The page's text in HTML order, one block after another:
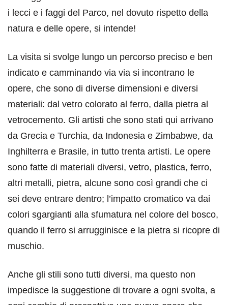
i lecci e i faggi del Parco, nel dovuto rispetto della
natura e delle opere, si intende!
La visita si svolge lungo un percorso preciso e ben
indicato e camminando via via si incontrano le
opere, che sono di diverse dimensioni e diversi
materiali: dal vetro colorato al ferro, dalla pietra al
vetrocemento. Gli artisti che sono stati qui arrivano
da Grecia e Turchia, da Indonesia e Zimbabwe, da
Inghilterra e Brasile, in tutto trenta artisti. Le opere
sono fatte di materiali diversi, vetro, plastica, ferro,
altri metalli, pietra, alcune sono così grandi che ci
sei deve entrare dentro; l’impatto cromatico va dai
colori sgargianti alla sfumatura nel colore del bosco,
quando il ferro si arrugginisce e la pietra si ricopre di
muschio.
Anche gli stili sono tutti diversi, ma questo non
impedisce la suggestione di trovare a ogni svolta, a